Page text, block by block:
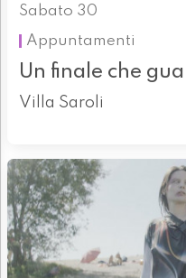
Sabato 30
Appuntamenti
Un finale che
Villa Saroli